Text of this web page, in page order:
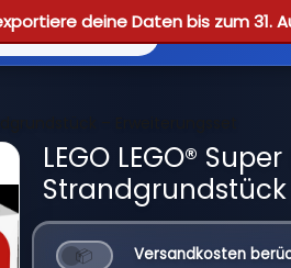
deine Daten bis zum 31.
Reviews
– Erweiterungsset
LEGO LEGO®
Versandkosten